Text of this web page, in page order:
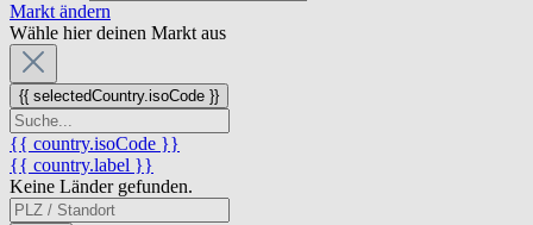
Markt ändern
Wähle hier deinen Markt aus
{{ selectedCountry.isoCode }}
{{ country.isoCode }}
{{ country.label }}
Keine Länder gefunden.